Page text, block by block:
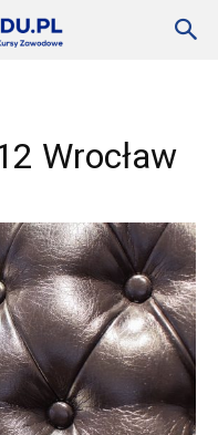
Wrocław